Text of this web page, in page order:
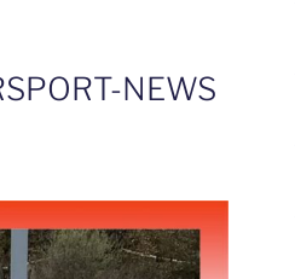
NEWS